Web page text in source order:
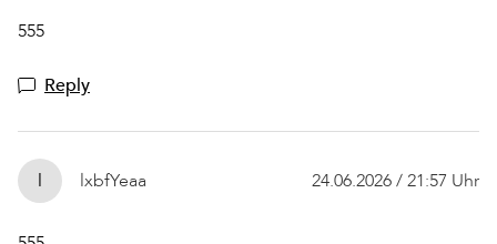
555
Reply
l lxbfYeaa 24.06.2026 / 21:57 Uhr